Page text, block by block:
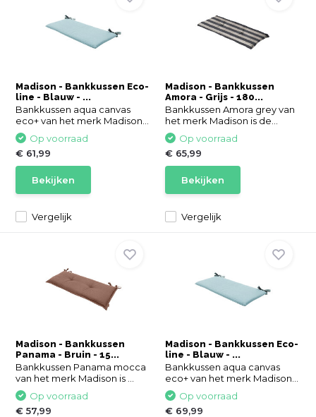
Madison - Bankkussen Eco-
line - Blauw - ...
Bankkussen aqua canvas
eco+ van het merk Madison...
Vergelijk
Op voorraad
€ 61,99
Bekijken
Madison - Bankkussen
Amora - Grijs - 180...
Bankkussen Amora grey van
het merk Madison is de...
Vergelijk
Op voorraad
€ 65,99
Bekijken
Madison - Bankkussen
Panama - Bruin - 15...
Bankkussen Panama mocca
van het merk Madison is ...
Op voorraad
€ 57,99
Madison - Bankkussen Eco-
line - Blauw - ...
Bankkussen aqua canvas
eco+ van het merk Madison...
Op voorraad
€ 69,99